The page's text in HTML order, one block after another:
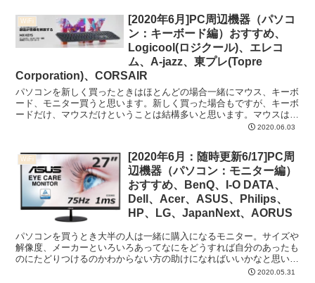
WiFi
[2020年6月]PC周辺機器（パソコ
ン：キーボード編）おすすめ、
Logicool(ロジクール)、エレコ
ム、A-jazz、東プレ(Topre
Corporation)、CORSAIR
パソコンを新しく買ったときはほとんどの場合一緒にマウス、キーボ
ード、モニター買うと思います。新しく買った場合もですが、キーボ
ードだけ、マウスだけということは結構多いと思います。マウスは別
で紹介していますので見ていただければです。今回はキーボ...2020.06.03
WiFi
[2020年6月：随時更新6/17]PC周
辺機器（パソコン：モニター編）
おすすめ、BenQ、I-O DATA、
Dell、Acer、ASUS、Philips、
HP、LG、JapanNext、AORUS
パソコンを買うとき大半の人は一緒に購入になるモニター。サイズや
解像度、メーカーといろいろあってなにをどうすれば自分のあったも
のにたどりつけるのかわからない方の助けになればいいかなと思い書
かせてもらいました。 モニターにも選ぶポイントがあって...2020.05.31